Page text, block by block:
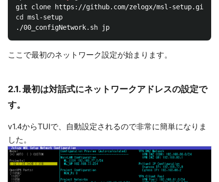
cd msl-setup
ここで最初のネットワーク設定が始まります。
2.1. 最初は対話式にネットワークアドレスの設定で
す。
v1.4からTUIで、自動設定されるので非常に簡単になりま
した。